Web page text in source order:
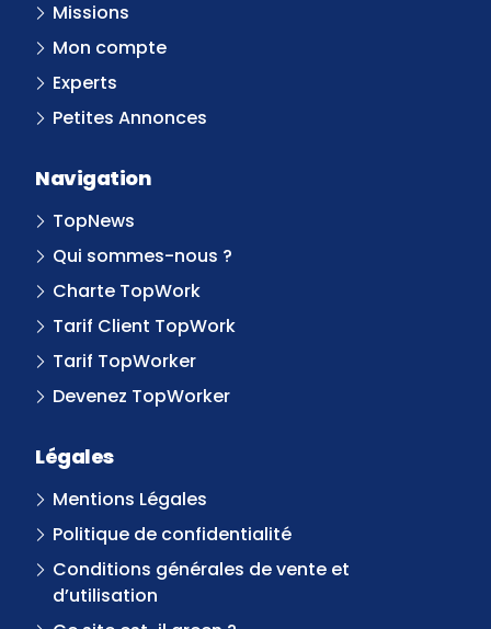
Missions
Mon compte
Experts
Petites Annonces
Navigation
TopNews
Qui sommes-nous ?
Charte TopWork
Tarif Client TopWork
Tarif TopWorker
Devenez TopWorker
Légales
Mentions Légales
Politique de confidentialité
Conditions générales de vente et
d’utilisation